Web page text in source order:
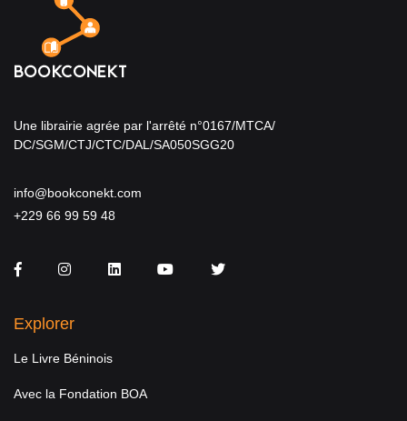
Une librairie agrée par l'arrêté n°0167/MTCA/
DC/SGM/CTJ/CTC/DAL/SA050SGG20
info@bookconekt.com
+229 66 99 59 48
FacebookInstagramLinkedInYou TubeTwitter
Explorer
Le Livre Béninois
Avec la Fondation BOA